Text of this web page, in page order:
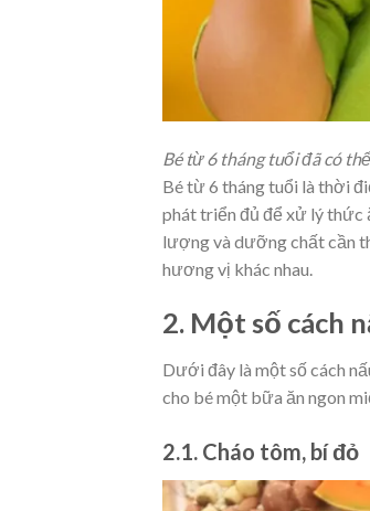
Bé từ 6 tháng tuổi đã có
Bé từ 6 tháng tuổi là thời
phát triển đủ để xử lý thức
lượng và dưỡng chất cần
hương vị khác nhau.
2. Một số cách
Dưới đây là một số cách
cho bé một bữa ăn ngon
2.1. Cháo tôm, bí đỏ